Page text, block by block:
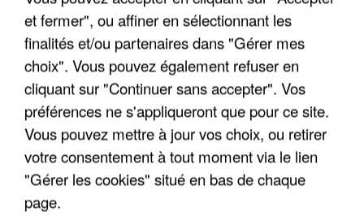
APRÈS TOUTES CES CANICULES, LES REFUGES
DE FAUNE SAUVAGE SONT...
et fermer", ou affiner en sélectionnant les
finalités et/ou partenaires dans "Gérer mes
choix". Vous pouvez également refuser en
cliquant sur "Continuer sans accepter". Vos
préférences ne s'appliqueront que pour ce site.
Vous pouvez mettre à jour vos choix, ou retirer
votre consentement à tout moment via le lien
"Gérer les cookies" situé en bas de chaque
page.